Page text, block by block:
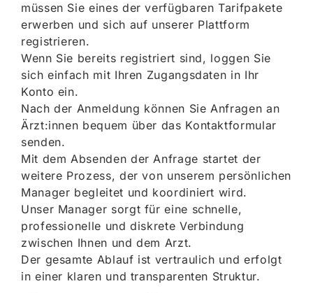
müssen Sie eines der verfügbaren Tarifpakete
erwerben und sich auf unserer Plattform
registrieren.
Wenn Sie bereits registriert sind, loggen Sie
sich einfach mit Ihren Zugangsdaten in Ihr
Konto ein.
Nach der Anmeldung können Sie Anfragen an
Ärzt:innen bequem über das Kontaktformular
senden.
Mit dem Absenden der Anfrage startet der
weitere Prozess, der von unserem persönlichen
Manager begleitet und koordiniert wird.
Unser Manager sorgt für eine schnelle,
professionelle und diskrete Verbindung
zwischen Ihnen und dem Arzt.
Der gesamte Ablauf ist vertraulich und erfolgt
in einer klaren und transparenten Struktur.